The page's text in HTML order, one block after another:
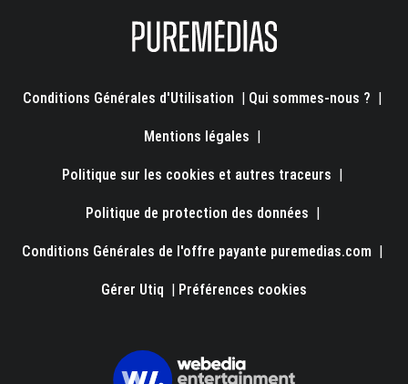
Conditions Générales d'Utilisation Qui sommes-nous ?
Mentions légales
Politique sur les cookies et autres traceurs
Politique de protection des données
Conditions Générales de l'offre payante puremedias.com
Gérer Utiq Préférences cookies